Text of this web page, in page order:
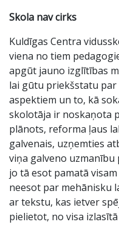
Skola nav cirks
Kuldīgas Centra
viena no tiem
apgūt jauno izglītības
lai gūtu priekšstatu
aspektiem un to, kā
skolotāja ir noskaņota
plānots, reforma ļaus
galvenais, uzņemties
viņa galveno
jo tā esot pamatā
neesot par mehānisku
ar tekstu, kas ietver
pielietot, no visa